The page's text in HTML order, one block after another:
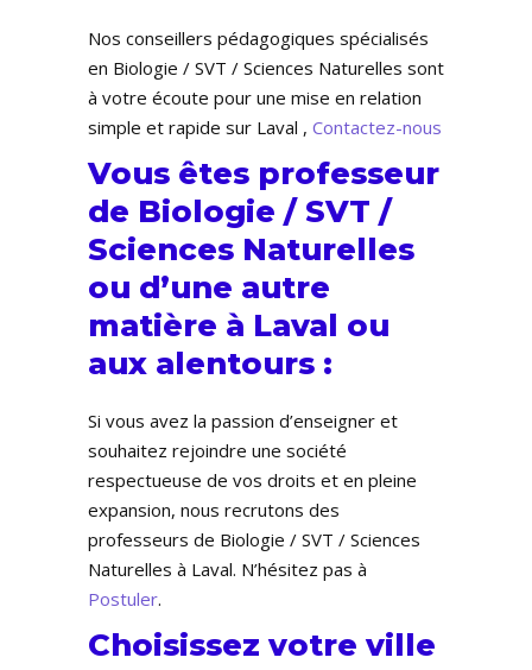
Nos conseillers pédagogiques spécialisés
en Biologie / SVT / Sciences Naturelles sont
à votre écoute pour une mise en relation
simple et rapide sur Laval , Contactez-nous
Vous êtes professeur
de Biologie / SVT /
Sciences Naturelles
ou d’une autre
matière à Laval ou
aux alentours :
Si vous avez la passion d’enseigner et
souhaitez rejoindre une société
respectueuse de vos droits et en pleine
expansion, nous recrutons des
professeurs de Biologie / SVT / Sciences
Naturelles à Laval. N’hésitez pas à
Postuler.
Choisissez votre ville